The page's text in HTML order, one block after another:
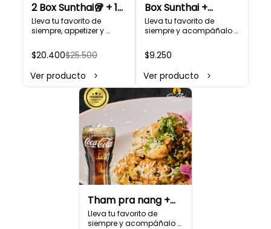
2 Box Sunthai🥡 + 1
Appetizer🥟+ 2
Bebestible🥤 (Para
2 personas)
Lleva tu favorito de
siempre, appetizer y
nuestros refrescantes
bebestibles.
con las bases, proteínas,
verduras y salsas que
más te gusten!
$20.400$25.500
Ver producto
Box Sunthai +
Bebestible 🥡🥤
Lleva tu favorito de
siempre y acompáñalo
refrescantes bebestibles.
¡Puedes armar tu platillo
verduras y salsas que
más te gusten!
$9.250
Ver producto
Tham pra nang +
Bebestible 🥡🥤
Lleva tu favorito de
siempre y acompáñalo